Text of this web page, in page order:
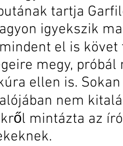
tartja
igyekszik
el is
megy,
ellen is.
nem
mintázta az